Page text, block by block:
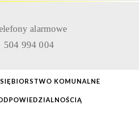
alarmowe
504 994 004
KOMUNALNE